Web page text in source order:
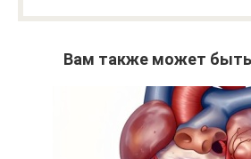
Вам также может быть